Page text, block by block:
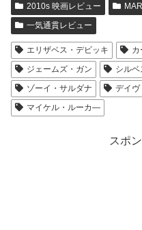
2010s 映画レビュー
一気通貫レビュー
エリザベス・デビッキ カ
ジェームズ・ガン
シル
ゾーイ・サルダナ
デイヴ
マイケル・ルーカ―
スポ